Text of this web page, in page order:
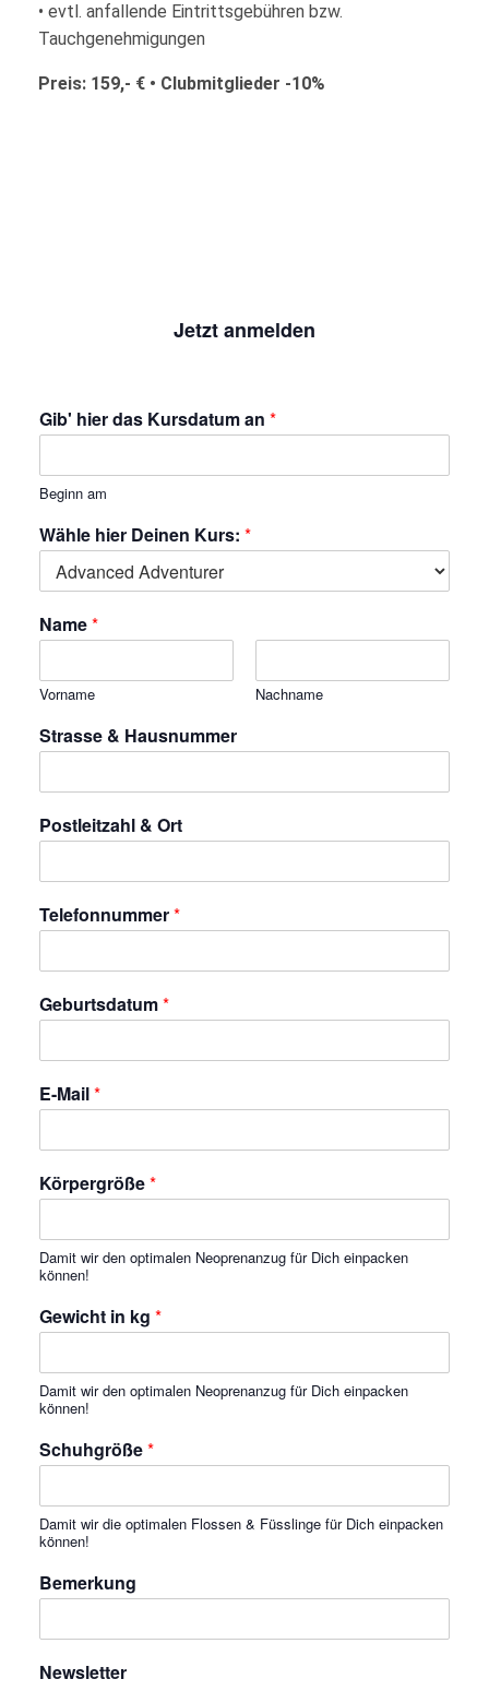
• evtl. anfallende Eintrittsgebühren bzw.
Tauchgenehmigungen
Preis: 159,- € • Clubmitglieder -10%
Jetzt anmelden
Gib' hier das Kursdatum an *
Beginn am
Wähle hier Deinen Kurs: *
Name*
Vorname Nachname
Strasse & Hausnummer
Postleitzahl & Ort
Telefonnummer*
Geburtsdatum*
E-Mail*
Körpergröße*
Damit wir den optimalen Neoprenanzug für Dich einpacken
können!
Gewicht in kg *
Damit wir den optimalen Neoprenanzug für Dich einpacken
können!
Schuhgröße*
Damit wir die optimalen Flossen & Füsslinge für Dich einpacken
können!
Bemerkung
Newsletter